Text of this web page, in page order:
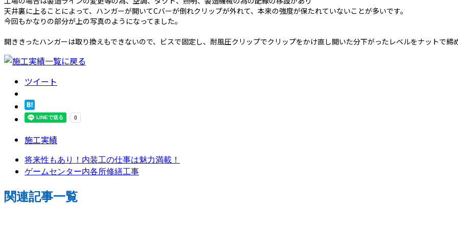
天井裏に上ることによって、ハンガーが開いてCバーが倒れクリップが外れて、本来の強度が保たれていないことが多いです。
今回もかなりの部分が上の写真のようになってました。
開ききったハンガーは取り換えもできないので、ビスで固定し、耐風圧クリップでクリップをかけ直し開いた分下がったレベルをナットで締
ツイート
施工実績
将来性もあり！内装工の仕事は魅力満載！
ゲームセンター内各所修繕工事
関連記事一覧